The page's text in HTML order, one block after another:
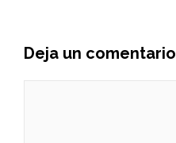
Deja un comentario